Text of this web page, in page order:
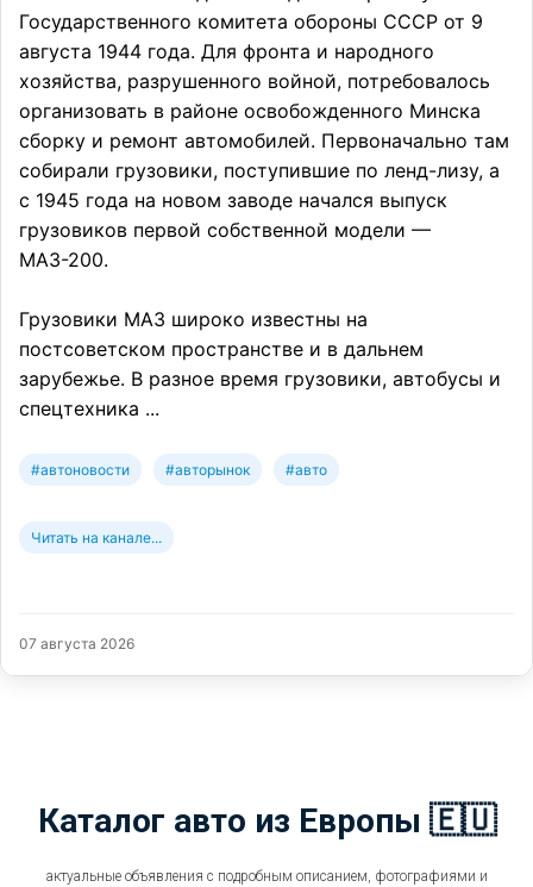
Государственного комитета обороны СССР от 9
августа 1944 года. Для фронта и народного
хозяйства, разрушенного войной, потребовалось
организовать в районе освобожденного Минска
сборку и ремонт автомобилей. Первоначально там
собирали грузовики, поступившие по ленд-лизу, а
с 1945 года на новом заводе начался выпуск
грузовиков первой собственной модели —
МАЗ-200.
Грузовики МАЗ широко известны на
постсоветском пространстве и в дальнем
зарубежье. В разное время грузовики, автобусы и
спецтехника ...
#автоновости #авторынок #авто
Читать на канале...
07 августа 2026
Каталог авто из Европы 🇪🇺
актуальные объявления с подробным описанием, фотографиями и